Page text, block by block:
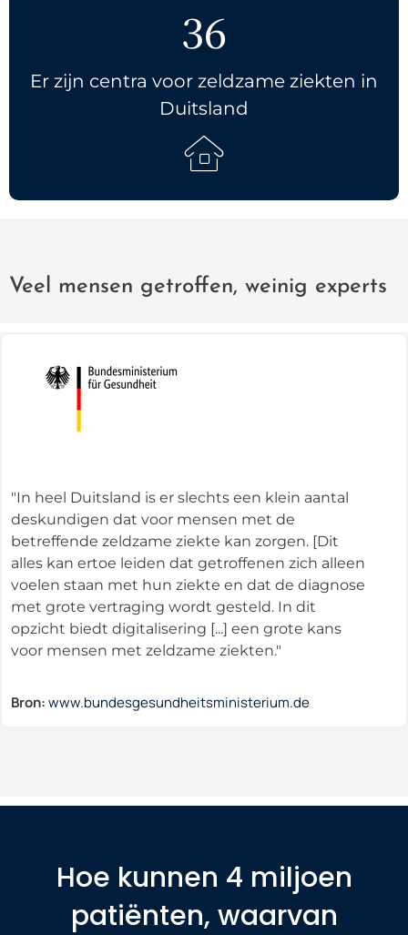
36
Er zijn centra voor zeldzame ziekten in
Duitsland
Veel mensen getroffen, weinig experts
"In heel Duitsland is er slechts een klein aantal
deskundigen dat voor mensen met de
betreffende zeldzame ziekte kan zorgen. [Dit
alles kan ertoe leiden dat getroffenen zich alleen
voelen staan met hun ziekte en dat de diagnose
met grote vertraging wordt gesteld. In dit
opzicht biedt digitalisering [...] een grote kans
voor mensen met zeldzame ziekten."
Bron:www.bundesgesundheitsministerium.de
Hoe kunnen 4 miljoen
patiënten, waarvan